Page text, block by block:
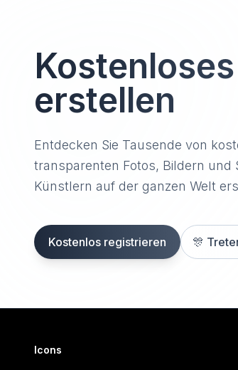
erstellen
Entdecken Sie Tausende von
transparenten Fotos, Bildern und
Künstlern auf der ganzen Welt
Kostenlos registrieren 🎊
Icons